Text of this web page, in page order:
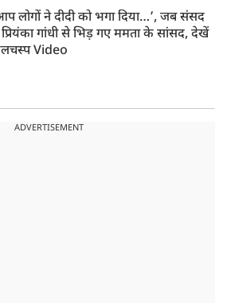
लोगों ने दीदी को भगा दिया…’, जब संसद
गांधी से भिड़ गए ममता के सांसद, देखें
Video
ADVERTISEMENT